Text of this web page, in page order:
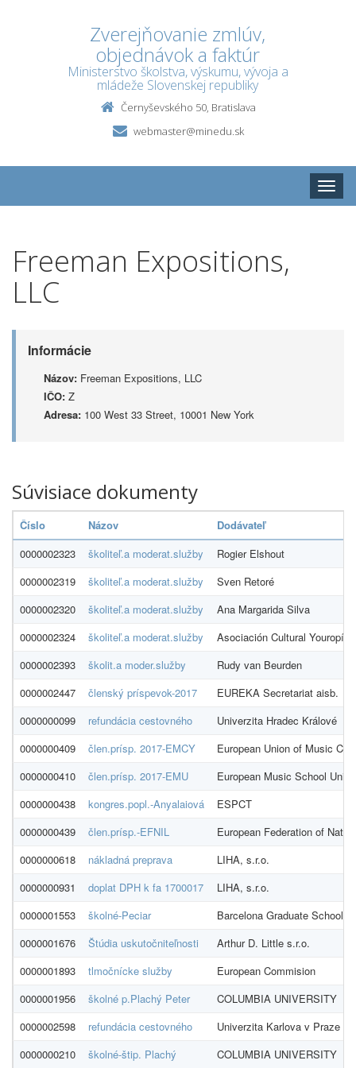
Zverejňovanie zmlúv,
objednávok a faktúr
Ministerstvo školstva, výskumu, vývoja a
mládeže Slovenskej republiky
Černyševského 50, Bratislava
webmaster@minedu.sk
Toggle
Freeman Expositions,
LLC
Informácie
Názov: Freeman Expositions, LLC
IČO: Z
Adresa: 100 West 33 Street, 10001 New York
Súvisiace dokumenty
Číslo Názov
Dodávateľ
0000002323
školiteľ.a moderat.služby
Rogier Elshout
0000002319
školiteľ.a moderat.služby
Sven Retoré
0000002320
školiteľ.a moderat.služby
Ana Margarida Silva
0000002324
školiteľ.a moderat.služby
Asociación Cultural Youropía
0000002393
školit.a moder.služby
Rudy van Beurden
0000002447
členský príspevok-2017
EUREKA Secretariat aisb.
0000000099
refundácia cestovného
Univerzita Hradec Králové
0000000409
člen.prísp. 2017-EMCY
European Union of Music
0000000410
člen.prísp. 2017-EMU
European Music School
0000000438
kongres.popl.-Anyalaiová
ESPCT
0000000439
člen.prísp.-EFNIL
European Federation of
0000000618
nákladná preprava
LIHA, s.r.o.
0000000931
doplat DPH k fa 1700017
LIHA, s.r.o.
0000001553
školné-Peciar
Barcelona Graduate School
0000001676
Štúdia uskutočniteľnosti
Arthur D. Little s.r.o.
0000001893
tlmočnícke služby
European Commision
0000001956
školné p.Plachý Peter
COLUMBIA UNIVERSITY
0000002598
refundácia cestovného
Univerzita Karlova v Praze
0000000210
školné-štip. Plachý COLUMBIA UNIVERSITY